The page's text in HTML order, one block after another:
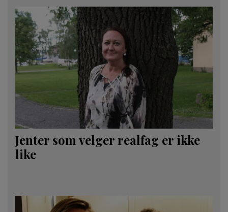
Jenter som velger realfag er ikke
like